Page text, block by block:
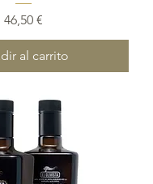
Precio
46,50 €
al carrito